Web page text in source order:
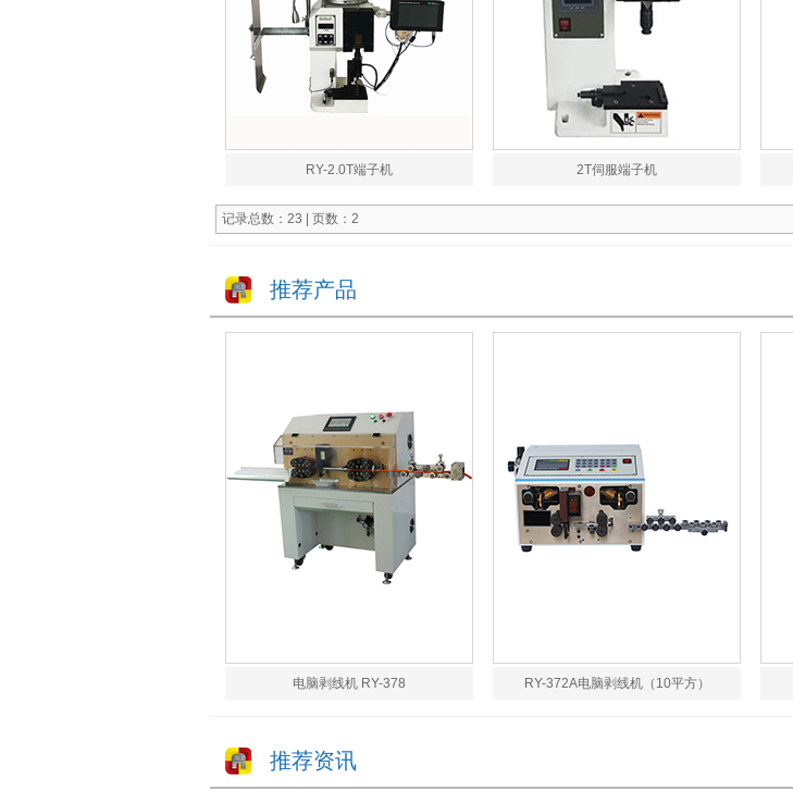
RY-2.0T端子机 2T伺服端子机
记录总数：23 | 页数：2
推荐产品
电脑剥线机 RY-378 RY-372A电脑剥线机（10平方）
推荐资讯